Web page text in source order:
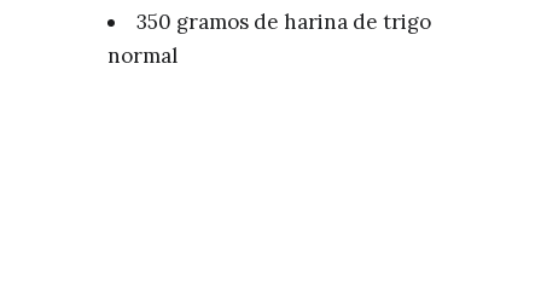
350 gramos de harina de trigo
normal